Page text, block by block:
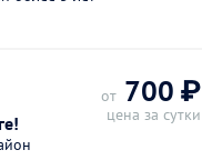
от 700 ₽
цена за сутки